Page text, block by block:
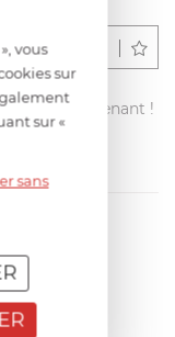
?
dès maintenant !
vous
sur
sur «
sans